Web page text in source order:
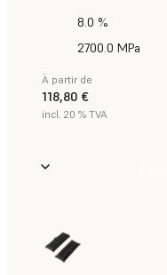
À partir de
118,80 €
incl. 20 % TVA
8.0 %
2700.0 MPa